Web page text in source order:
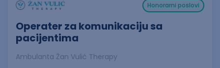
Honorarni poslovi
Operater za komunikaciju sa
pacijentima
Ambulanta Žan Vulić Therapy